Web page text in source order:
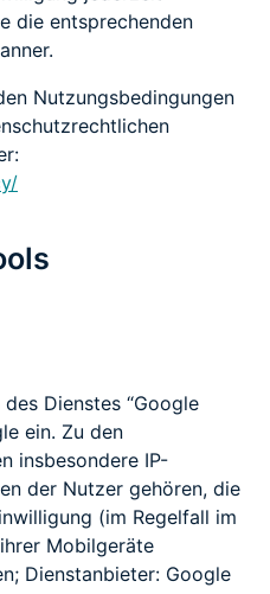
die entsprechenden
Nutzungsbedingungen
Dienstes “Google
ein. Zu den
insbesondere IP-
der Nutzer gehören, die
(im Regelfall im
Mobilgeräte
Dienstanbieter: Google